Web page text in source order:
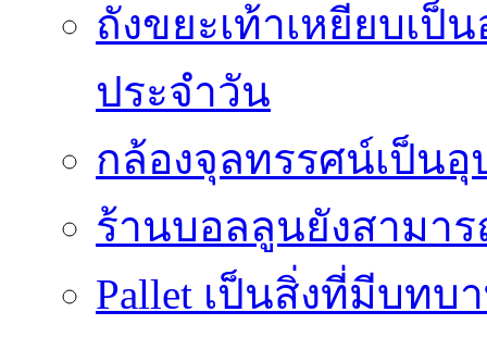
ถังขยะเท้าเหยียบเ
ประจำวัน
กล้องจุลทรรศน์เป็น
ร้านบอลลูนยังสามาร
Pallet เป็นสิ่งที่มีบท